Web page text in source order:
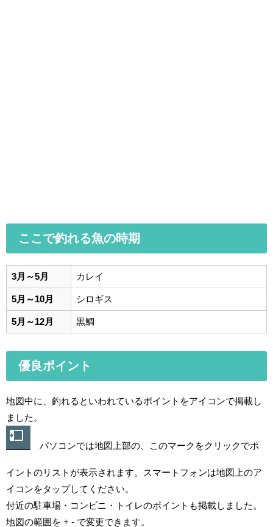
ここで釣れる魚の時期
3月～5月 カレイ
5月～10月 シロギス
5月～12月 黒鯛
優良ポイント
地図中に、釣れるといわれているポイントをアイコンで掲載し
ました。
パソコンでは地図上部の、このマークをクリックでポ
イントのリストが表示されます。スマートフォンは地図上のア
イコンをタップしてください。
付近の駐車場・コンビニ・トイレのポイントも掲載しました。
地図の範囲を + - で変更できます。